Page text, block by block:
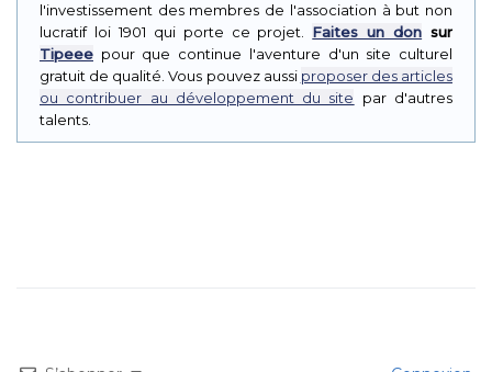
l'investissement des membres de l'association à but non
lucratif loi 1901 qui porte ce projet. Faites un don sur
Tipeee pour que continue l'aventure d'un site culturel
gratuit de qualité. Vous pouvez aussi proposer des articles
ou contribuer au développement du site par d'autres
talents.